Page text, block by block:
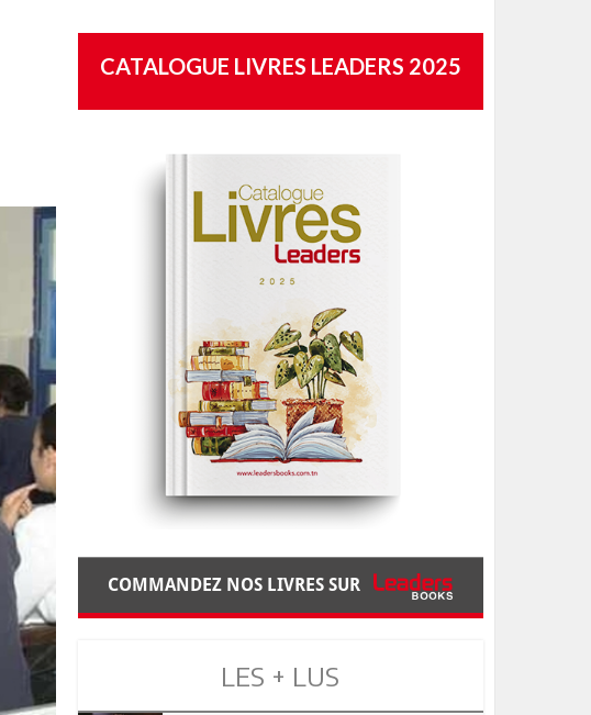
CATALOGUE LIVRES LEADERS 2025
COMMANDEZ NOS LIVRES SUR
LES + LUS